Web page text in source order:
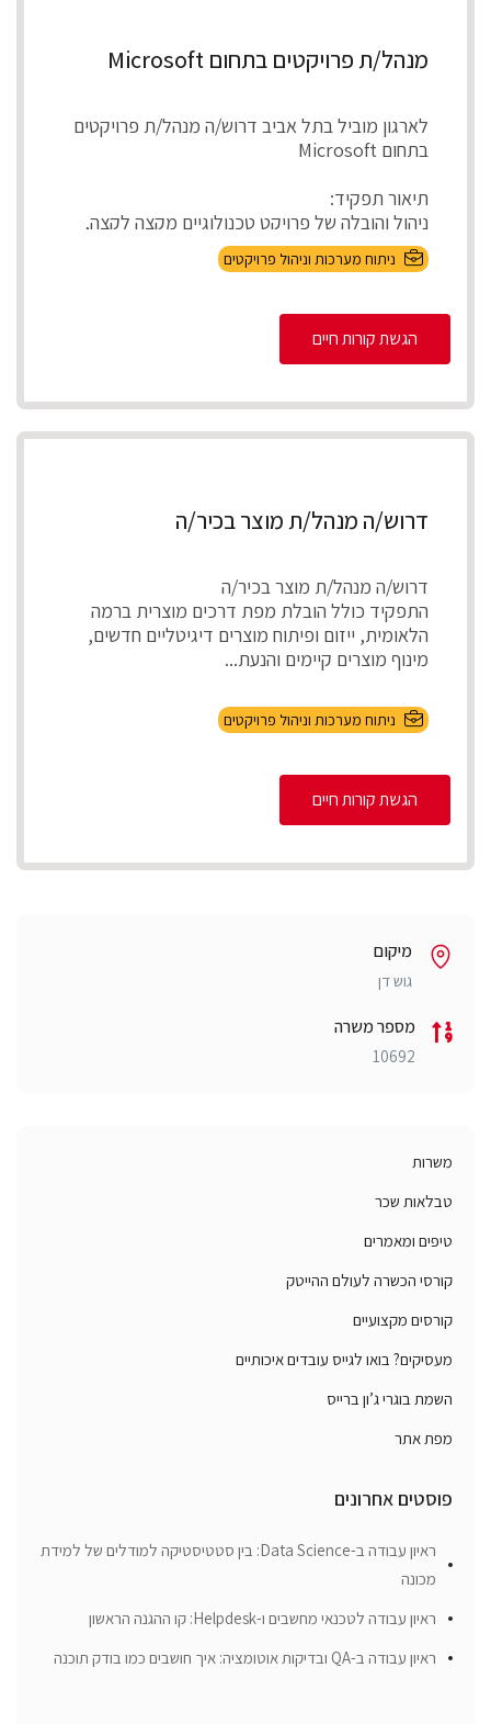
מנהל/ת פרויקטים בתחום Microsoft
לארגון מוביל בתל אביב דרוש/ה מנהל/ת פרויקטים
בתחום Microsoft
תיאור תפקיד:
ניהול והובלה של פרויקט טכנולוגיים מקצה לקצה,
אפיון דרישות בהתא...
ניתוח מערכות וניהול פרויקטים
הגשת קורות חיים
דרוש/ה מנהל/ת מוצר בכיר/ה
דרוש/ה מנהל/ת מוצר בכיר/ה
התפקיד כולל הובלת מפת דרכים מוצרית ברמה
הלאומית, ייזום ופיתוח מוצרים דיגיטליים חדשים,
מינוף מוצרים קיימים והנעת...
ניתוח מערכות וניהול פרויקטים
הגשת קורות חיים
מיקום
גוש דן
מספר משרה
10692
משרות
טבלאות שכר
טיפים ומאמרים
קורסי הכשרה לעולם ההייטק
קורסים מקצועיים
מעסיקים? בואו לגייס עובדים איכותיים
השמת בוגרי ג’ון ברייס
מפת אתר
פוסטים אחרונים
ראיון עבודה ב-Data Science: בין סטטיסטיקה למודלים של למידת
מכונה
ראיון עבודה לטכנאי מחשבים ו-Helpdesk: קו ההגנה הראשון
ראיון עבודה ב-QA ובדיקות אוטומציה: איך חושבים כמו בודק תוכנה